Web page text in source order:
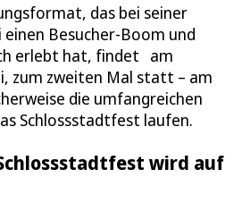
das bei seiner
Besucher-Boom und
erlebt hat, findet am
zum zweiten Mal statt – am
die umfangreichen
Schlossstadtfest laufen.
wird auf